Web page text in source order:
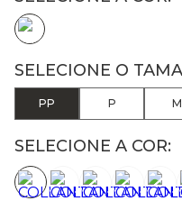
PP P M
SELECIONE A COR: